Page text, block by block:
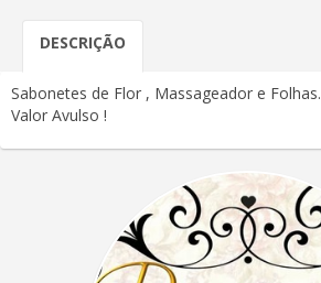
DESCRIÇÃO
Sabonetes de Flor , Massageador e Folhas.
Valor Avulso !